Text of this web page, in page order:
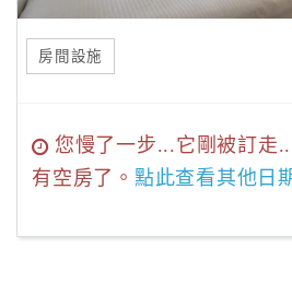
房間設施
您慢了一步...它剛被訂走
有空房了。 點此查看其他日